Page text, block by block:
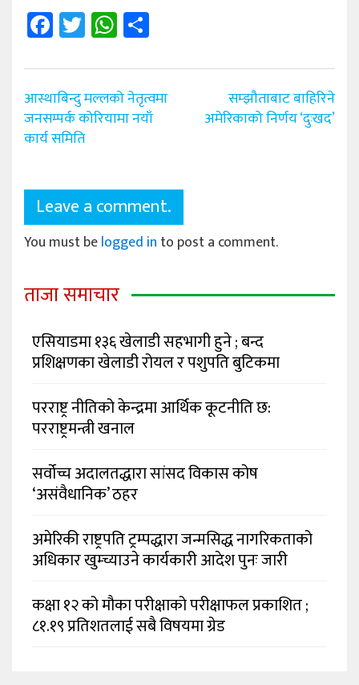
Facebook
TwitterWhatsApp
Post
navigation
आस्थाबिन्दु मल्लको नेतृत्वमा
जनसम्पर्क कोरियामा नयाँ
कार्य समिति
सम्झौताबाट बाहिरिने
अमेरिकाको निर्णय ‘दुःखद’
Leave a comment.
You must belogged in to post a comment.
ताजा समाचार
एसियाडमा १३६ खेलाडी सहभागी हुने ; बन्द
प्रशिक्षणका खेलाडी रोयल र पशुपति बुटिकमा
परराष्ट्र नीतिको केन्द्रमा आर्थिक कूटनीति छ:
परराष्ट्रमन्त्री खनाल
सर्वोच्च अदालतद्धारा सांसद विकास कोष
‘असंवैधानिक’ ठहर
अमेरिकी राष्ट्रपति ट्रम्पद्धारा जन्मसिद्ध नागरिकताको
अधिकार खुम्च्याउने कार्यकारी आदेश पुनः जारी
कक्षा १२ को मौका परीक्षाको परीक्षाफल प्रकाशित ;
८१.१९ प्रतिशतलाई सबै विषयमा ग्रेड